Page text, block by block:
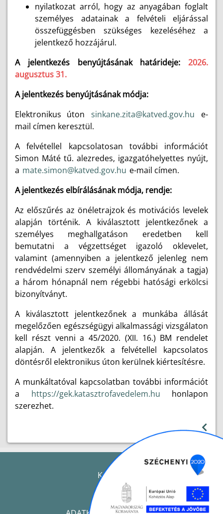
nyilatkozat arról, hogy az anyagában foglalt
személyes adatainak a felvételi eljárással
összefüggésben szükséges kezeléséhez a
jelentkező hozzájárul.
A jelentkezés benyújtásának határideje: 2026.
augusztus 31.
A jelentkezés benyújtásának módja:
Elektronikus úton sinkane.zita@katved.gov.hu
e-
mail címen keresztül.
A felvétellel kapcsolatosan további információt
Simon Máté tű. alezredes, igazgatóhelyettes nyújt,
a mate.simon@katved.gov.hu e-mail címen.
A jelentkezés elbírálásának módja, rendje:
Az előszűrés az önéletrajzok és motivációs levelek
alapján történik. A kiválasztott jelentkezőnek a
személyes meghallgatáson eredetben kell
bemutatni a végzettséget igazoló oklevelet,
valamint (amennyiben a jelentkező jelenleg nem
rendvédelmi szerv személyi állományának a tagja)
a három hónapnál nem régebbi hatósági erkölcsi
bizonyítványt.
A kiválasztott jelentkezőnek a munkába állását
megelőzően egészségügyi alkalmassági vizsgálaton
kell részt venni a 45/2020. (XII. 16.) BM rendelet
alapján. A jelentkezők a felvétellel kapcsolatos
döntésről elektronikus úton kerülnek kiértesítésre.
A munkáltatóval kapcsolatban további információt
a
https://gek.katasztrofavedelem.hu
honlapon
szerezhet.
KAPCSOLAT
IMPRESSZUM